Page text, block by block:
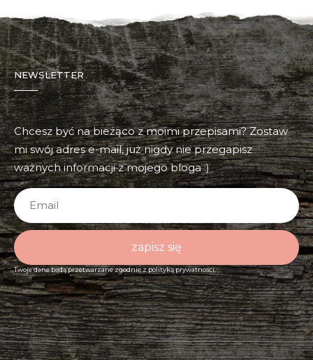
NEWSLETTER
Chcesz być na bieżąco z moimi przepisami? Zostaw
mi swój adres e-mail, już nigdy nie przegapisz
ważnych informacji z mojego bloga :)
zapisz się
Twoje dane będą przetwarzane zgodnie zpolityką prywatności.